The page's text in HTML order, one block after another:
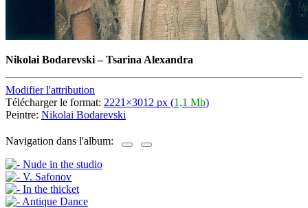
Nikolai Bodarevski–Tsarina Alexandra
Modifier l'attribution
Télécharger le format: 2221×3012 px (1,1 Mb)
Peintre: Nikolai Bodarevski
Navigation dans l'album: